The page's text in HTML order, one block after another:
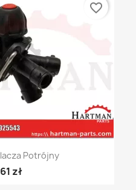
Potrójny
zł
favorite_border